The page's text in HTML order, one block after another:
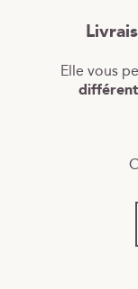
Elle vous